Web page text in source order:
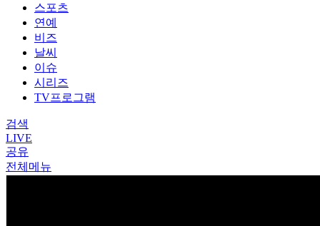
스포츠
연예
비즈
날씨
이슈
시리즈
TV프로그램
검색
LIVE
공유
전체메뉴